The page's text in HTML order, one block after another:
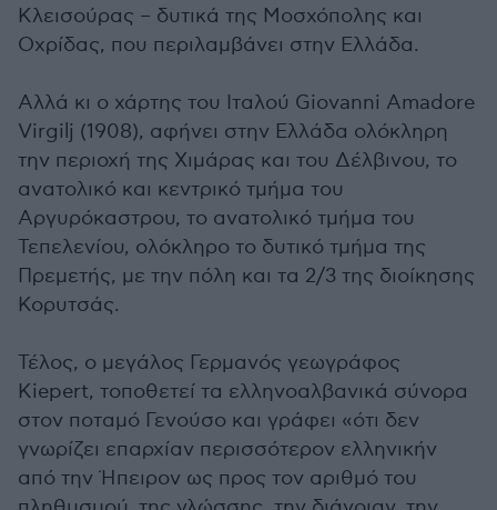
Κλεισούρας – δυτικά της Μοσχόπολης και
Οχρίδας, που περιλαμβάνει στην Ελλάδα.
Αλλά κι ο χάρτης του Ιταλού Giovanni Amadore
Virgilj (1908), αφήνει στην Ελλάδα ολόκληρη
την περιοχή της Χιμάρας και του Δέλβινου, το
ανατολικό και κεντρικό τμήμα του
Αργυρόκαστρου, το ανατολικό τμήμα του
Τεπελενίου, ολόκληρο το δυτικό τμήμα της
Πρεμετής, με την πόλη και τα 2/3 της διοίκησης
Κορυτσάς.
Τέλος, ο μεγάλος Γερμανός γεωγράφος
Kiepert, τοποθετεί τα ελληνοαλβανικά σύνορα
στον ποταμό Γενούσο και γράφει «ότι δεν
γνωρίζει επαρχίαν περισσότερον ελληνικήν
από την Ήπειρον ως προς τον αριθμό του